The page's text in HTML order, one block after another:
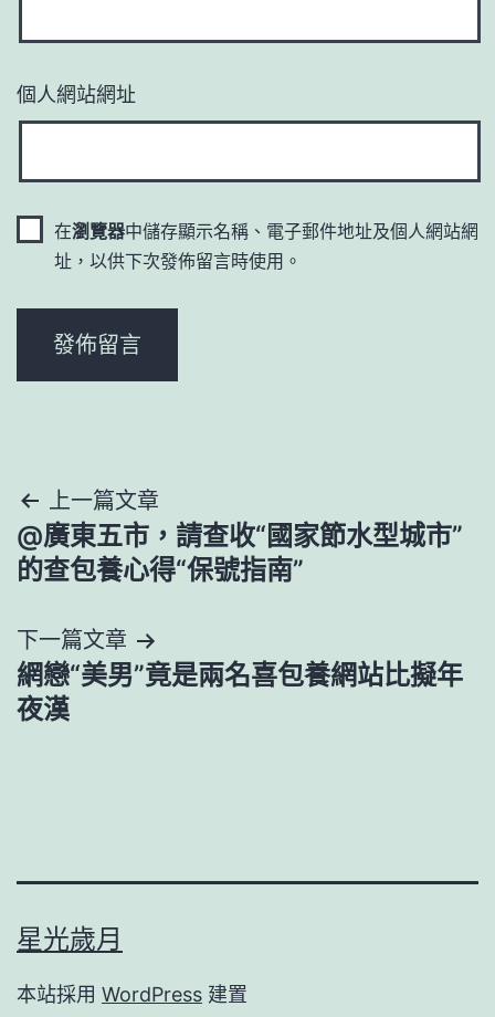
個人網站網址
在瀏覽器中儲存顯示名稱、電子郵件地址及個人網站網
址，以供下次發佈留言時使用。
文
章
覽
上一篇文章
@廣東五市，請查收“國家節水型城市”
的查包養心得“保號指南”
下一篇文章
網戀“美男”竟是兩名喜包養網站比擬年
夜漢
星光歲月
本站採用 WordPress 建置